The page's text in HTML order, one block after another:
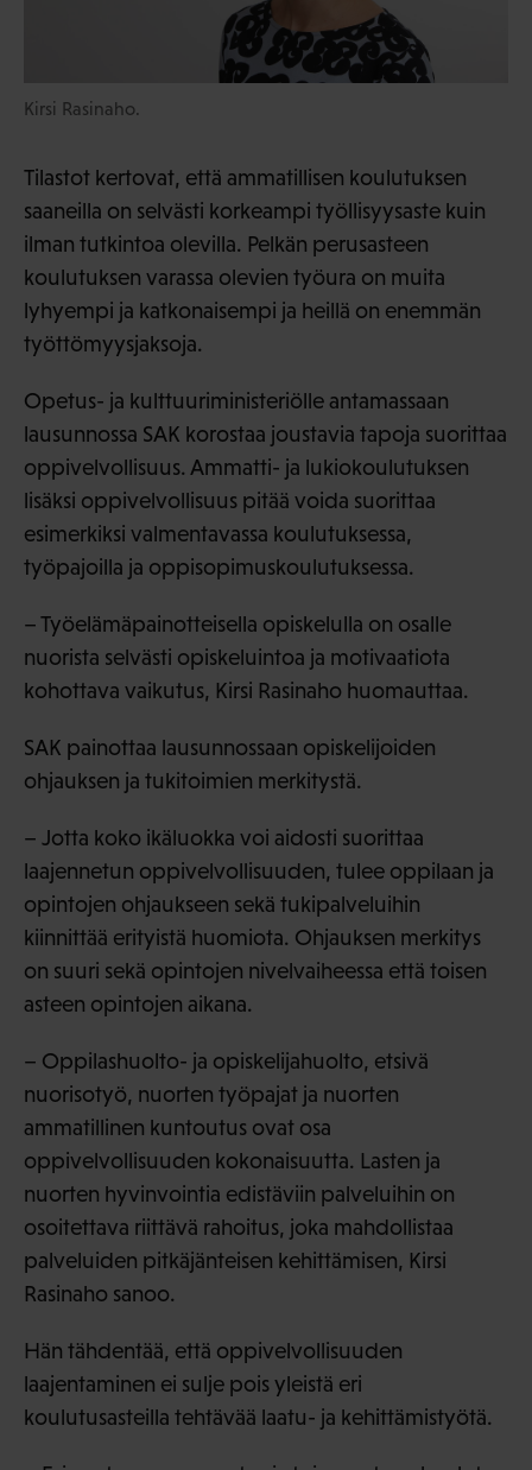
Kirsi Rasinaho.
Tilastot kertovat, että ammatillisen koulutuksen
saaneilla on selvästi korkeampi työllisyysaste kuin
ilman tutkintoa olevilla. Pelkän perusasteen
koulutuksen varassa olevien työura on muita
lyhyempi ja katkonaisempi ja heillä on enemmän
työttömyysjaksoja.
Opetus- ja kulttuuriministeriölle antamassaan
lausunnossa SAK korostaa joustavia tapoja suorittaa
oppivelvollisuus. Ammatti- ja lukiokoulutuksen
lisäksi oppivelvollisuus pitää voida suorittaa
esimerkiksi valmentavassa koulutuksessa,
työpajoilla ja oppisopimuskoulutuksessa.
– Työelämäpainotteisella opiskelulla on osalle
nuorista selvästi opiskeluintoa ja motivaatiota
kohottava vaikutus, Kirsi Rasinaho huomauttaa.
SAK painottaa lausunnossaan opiskelijoiden
ohjauksen ja tukitoimien merkitystä.
– Jotta koko ikäluokka voi aidosti suorittaa
laajennetun oppivelvollisuuden, tulee oppilaan ja
opintojen ohjaukseen sekä tukipalveluihin
kiinnittää erityistä huomiota. Ohjauksen merkitys
on suuri sekä opintojen nivelvaiheessa että toisen
asteen opintojen aikana.
– Oppilashuolto- ja opiskelijahuolto, etsivä
nuorisotyö, nuorten työpajat ja nuorten
ammatillinen kuntoutus ovat osa
oppivelvollisuuden kokonaisuutta. Lasten ja
nuorten hyvinvointia edistäviin palveluihin on
osoitettava riittävä rahoitus, joka mahdollistaa
palveluiden pitkäjänteisen kehittämisen, Kirsi
Rasinaho sanoo.
Hän tähdentää, että oppivelvollisuuden
laajentaminen ei sulje pois yleistä eri
koulutusasteilla tehtävää laatu- ja kehittämistyötä.